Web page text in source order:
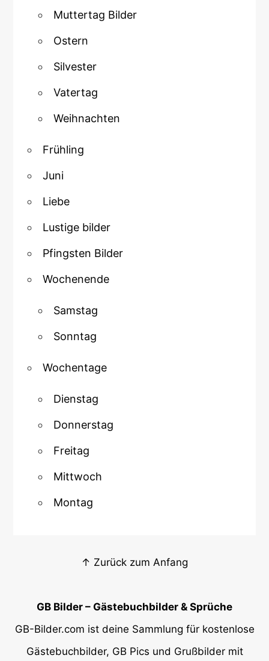
Muttertag Bilder
Ostern
Silvester
Vatertag
Weihnachten
Frühling
Juni
Liebe
Lustige bilder
Pfingsten Bilder
Wochenende
Samstag
Sonntag
Wochentage
Dienstag
Donnerstag
Freitag
Mittwoch
Montag
↑ Zurück zum Anfang
GB Bilder – Gästebuchbilder & Sprüche
GB-Bilder.com ist deine Sammlung für kostenlose
Gästebuchbilder, GB Pics und Grußbilder mit